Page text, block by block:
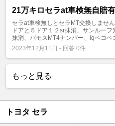
21万キロセラat車検無自賠
セラat車検無しとセラMT交換しませ
ドアと５ドア１２sr抹消、サンルー
抹消、バモスMT4ナンバー、iqベコベ
2023年12月11日 - 回答 0件
もっと見る
トヨタ セラ